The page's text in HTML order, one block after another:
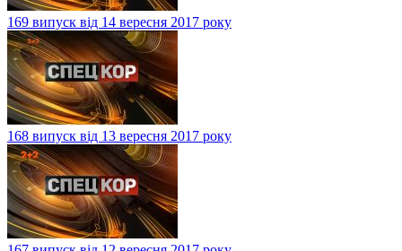
169 випуск від 14 вересня 2017 року
168 випуск від 13 вересня 2017 року